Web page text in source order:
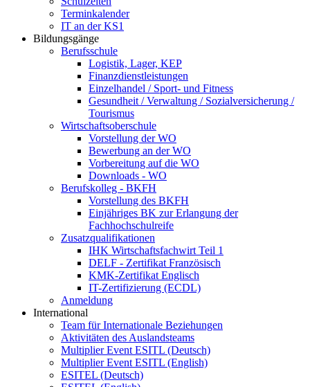
Terminkalender
IT an der KS1
Bildungsgänge
Berufsschule
Logistik, Lager, KEP
Finanzdienstleistungen
Einzelhandel / Sport- und Fitness
Gesundheit / Verwaltung / Sozialversicherung /
Tourismus
Wirtschaftsoberschule
Vorstellung der WO
Bewerbung an der WO
Vorbereitung auf die WO
Downloads - WO
Berufskolleg - BKFH
Vorstellung des BKFH
Einjähriges BK zur Erlangung der
Fachhochschulreife
Zusatzqualifikationen
IHK Wirtschaftsfachwirt Teil 1
DELF - Zertifikat Französisch
KMK-Zertifikat Englisch
IT-Zertifizierung (ECDL)
Anmeldung
International
Team für Internationale Beziehungen
Aktivitäten des Auslandsteams
Multiplier Event ESITL (Deutsch)
Multiplier Event ESITL (English)
ESITEL (Deutsch)